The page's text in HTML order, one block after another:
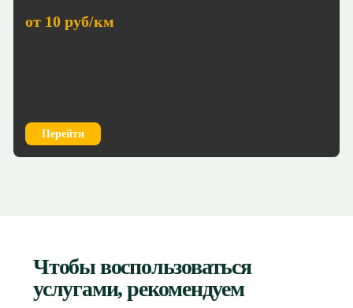
от 10 руб/км
Перейти
Чтобы воспользоваться
услугами, рекомендуем